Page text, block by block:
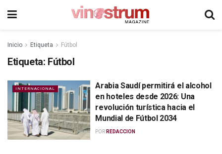
Inicio Etiqueta Fútbol
Etiqueta: Fútbol
INTERNACIONAL
Arabia Saudí permitirá el alcohol
en hoteles desde 2026: Una
revolución turística hacia el
Mundial de Fútbol 2034
POR REDACCION